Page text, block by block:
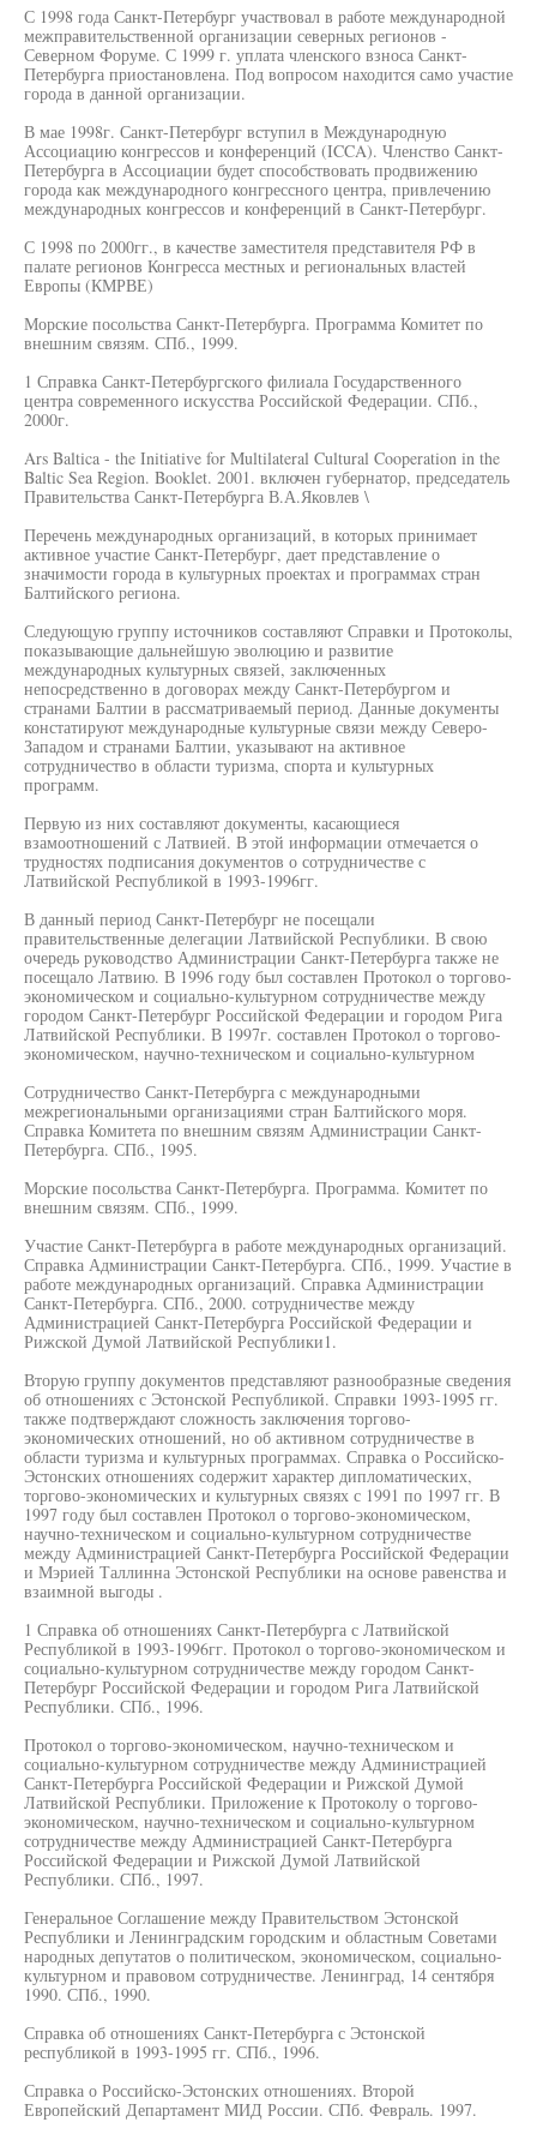
С 1998 года Санкт-Петербург участвовал в работе международной
межправительственной организации северных регионов -
Северном Форуме. С 1999 г. уплата членского взноса Санкт-
Петербурга приостановлена. Под вопросом находится само участие
города в данной организации.
В мае 1998г. Санкт-Петербург вступил в Международную
Ассоциацию конгрессов и конференций (ICCA). Членство Санкт-
Петербурга в Ассоциации будет способствовать продвижению
города как международного конгрессного центра, привлечению
международных конгрессов и конференций в Санкт-Петербург.
С 1998 по 2000гг., в качестве заместителя представителя РФ в
палате регионов Конгресса местных и региональных властей
Европы (КМРВЕ)
Морские посольства Санкт-Петербурга. Программа Комитет по
внешним связям. СПб., 1999.
1 Справка Санкт-Петербургского филиала Государственного
центра современного искусства Российской Федерации. СПб.,
2000г.
Ars Baltica - the Initiative for Multilateral Cultural Cooperation in the
Baltic Sea Region. Booklet. 2001. включен губернатор, председатель
Правительства Санкт-Петербурга В.А.Яковлев \
Перечень международных организаций, в которых принимает
активное участие Санкт-Петербург, дает представление о
значимости города в культурных проектах и программах стран
Балтийского региона.
Следующую группу источников составляют Справки и Протоколы,
показывающие дальнейшую эволюцию и развитие
международных культурных связей, заключенных
непосредственно в договорах между Санкт-Петербургом и
странами Балтии в рассматриваемый период. Данные документы
констатируют международные культурные связи между Северо-
Западом и странами Балтии, указывают на активное
сотрудничество в области туризма, спорта и культурных
программ.
Первую из них составляют документы, касающиеся
взамоотношений с Латвией. В этой информации отмечается о
трудностях подписания документов о сотрудничестве с
Латвийской Республикой в 1993-1996гг.
В данный период Санкт-Петербург не посещали
правительственные делегации Латвийской Республики. В свою
очередь руководство Администрации Санкт-Петербурга также не
посещало Латвию. В 1996 году был составлен Протокол о торгово-
экономическом и социально-культурном сотрудничестве между
городом Санкт-Петербург Российской Федерации и городом Рига
Латвийской Республики. В 1997г. составлен Протокол о торгово-
экономическом, научно-техническом и социально-культурном
Сотрудничество Санкт-Петербурга с международными
межрегиональными организациями стран Балтийского моря.
Справка Комитета по внешним связям Администрации Санкт-
Петербурга. СПб., 1995.
Морские посольства Санкт-Петербурга. Программа. Комитет по
внешним связям. СПб., 1999.
Участие Санкт-Петербурга в работе международных организаций.
Справка Администрации Санкт-Петербурга. СПб., 1999. Участие в
работе международных организаций. Справка Администрации
Санкт-Петербурга. СПб., 2000. сотрудничестве между
Администрацией Санкт-Петербурга Российской Федерации и
Рижской Думой Латвийской Республики1.
Вторую группу документов представляют разнообразные сведения
об отношениях с Эстонской Республикой. Справки 1993-1995 гг.
также подтверждают сложность заключения торгово-
экономических отношений, но об активном сотрудничестве в
области туризма и культурных программах. Справка о Российско-
Эстонских отношениях содержит характер дипломатических,
торгово-экономических и культурных связях с 1991 по 1997 гг. В
1997 году был составлен Протокол о торгово-экономическом,
научно-техническом и социально-культурном сотрудничестве
между Администрацией Санкт-Петербурга Российской Федерации
и Мэрией Таллинна Эстонской Республики на основе равенства и
взаимной выгоды .
1 Справка об отношениях Санкт-Петербурга с Латвийской
Республикой в 1993-1996гг. Протокол о торгово-экономическом и
социально-культурном сотрудничестве между городом Санкт-
Петербург Российской Федерации и городом Рига Латвийской
Республики. СПб., 1996.
Протокол о торгово-экономическом, научно-техническом и
социально-культурном сотрудничестве между Администрацией
Санкт-Петербурга Российской Федерации и Рижской Думой
Латвийской Республики. Приложение к Протоколу о торгово-
экономическом, научно-техническом и социально-культурном
сотрудничестве между Администрацией Санкт-Петербурга
Российской Федерации и Рижской Думой Латвийской
Республики. СПб., 1997.
Генеральное Соглашение между Правительством Эстонской
Республики и Ленинградским городским и областным Советами
народных депутатов о политическом, экономическом, социально-
культурном и правовом сотрудничестве. Ленинград, 14 сентября
1990. СПб., 1990.
Справка об отношениях Санкт-Петербурга с Эстонской
республикой в 1993-1995 гг. СПб., 1996.
Справка о Российско-Эстонских отношениях. Второй
Европейский Департамент МИД России. СПб. Февраль. 1997.